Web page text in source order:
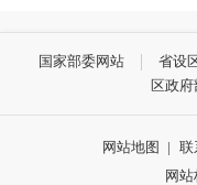
国家部委网站 省设
区政府
网站地图 | 联
网站